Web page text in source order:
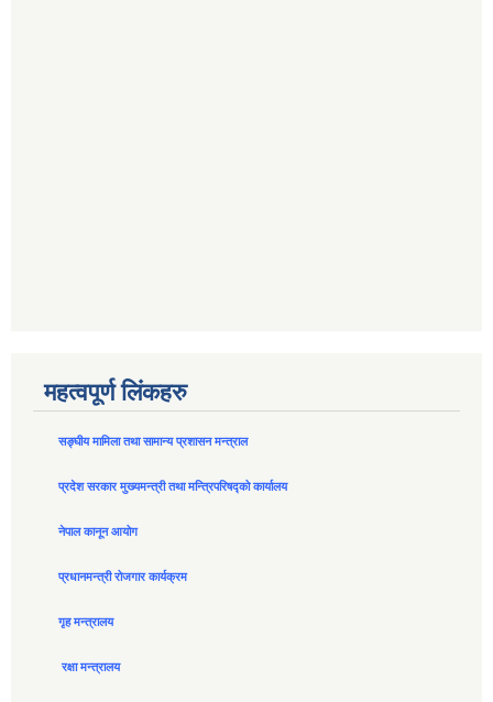
महत्वपूर्ण लिंकहरु
सङ्घीय मामिला तथा सामान्य प्रशासन मन्त्राल
प्रदेश सरकार मुख्यमन्त्री तथा मन्त्रिपरिषद्को कार्यालय
नेपाल कानून आयोग
प्रधानमन्त्री रोजगार कार्यक्रम
गृह मन्त्रालय
रक्षा मन्त्रालय